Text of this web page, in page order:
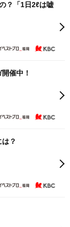
？「1日2ℓは嘘
催中！
？